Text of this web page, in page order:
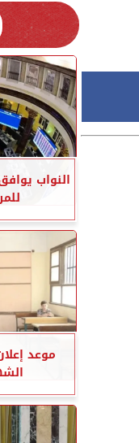
النواب
موعد